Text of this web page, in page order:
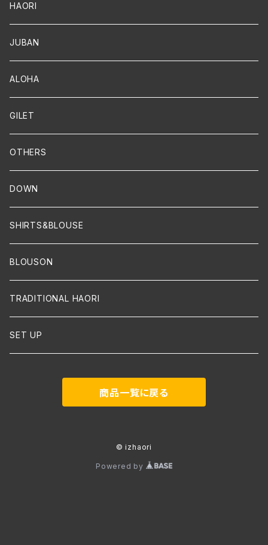
HAORI
JUBAN
ALOHA
GILET
OTHERS
DOWN
SHIRTS&BLOUSE
BLOUSON
TRADITIONAL HAORI
SET UP
商品一覧に戻る
© izhaori
Powered by